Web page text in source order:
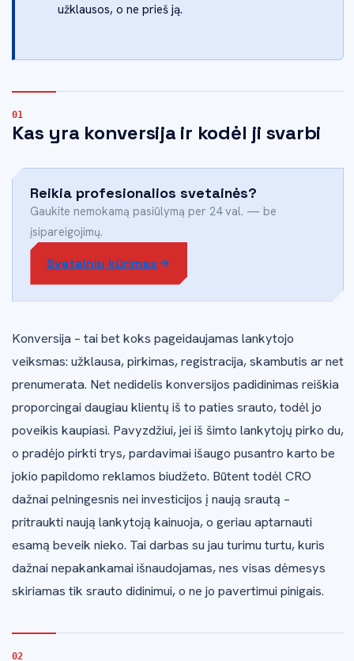
užklausos, o ne prieš ją.
Kas yra konversija ir kodėl ji svarbi
Reikia profesionalios svetainės?
Gaukite nemokamą pasiūlymą per 24 val. — be
įsipareigojimų.
Svetainių kūrimas
Konversija – tai bet koks pageidaujamas lankytojo
veiksmas: užklausa, pirkimas, registracija, skambutis ar net
prenumerata. Net nedidelis konversijos padidinimas reiškia
proporcingai daugiau klientų iš to paties srauto, todėl jo
poveikis kaupiasi. Pavyzdžiui, jei iš šimto lankytojų pirko du,
o pradėjo pirkti trys, pardavimai išaugo pusantro karto be
jokio papildomo reklamos biudžeto. Būtent todėl CRO
dažnai pelningesnis nei investicijos į naują srautą –
pritraukti naują lankytoją kainuoja, o geriau aptarnauti
esamą beveik nieko. Tai darbas su jau turimu turtu, kuris
dažnai nepakankamai išnaudojamas, nes visas dėmesys
skiriamas tik srauto didinimui, o ne jo pavertimui pinigais.